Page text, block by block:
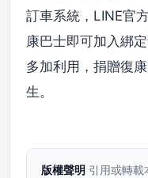
訂車系統，LINE官
康巴士即可加入綁
多加利用，捐贈復
生。
版權聲明 引用或轉載